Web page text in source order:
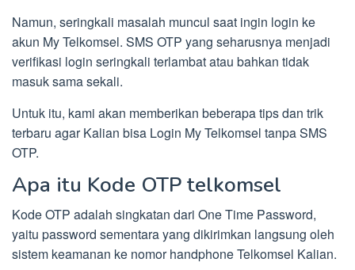
Namun, seringkali masalah muncul saat ingin login ke
akun My Telkomsel. SMS OTP yang seharusnya menjadi
verifikasi login seringkali terlambat atau bahkan tidak
masuk sama sekali.
Untuk itu, kami akan memberikan beberapa tips dan trik
terbaru agar Kalian bisa Login My Telkomsel tanpa SMS
OTP.
Apa itu Kode OTP telkomsel
Kode OTP adalah singkatan dari One Time Password,
yaitu password sementara yang dikirimkan langsung oleh
sistem keamanan ke nomor handphone Telkomsel Kalian.